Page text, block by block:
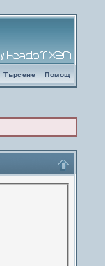
Помощ
Търсене